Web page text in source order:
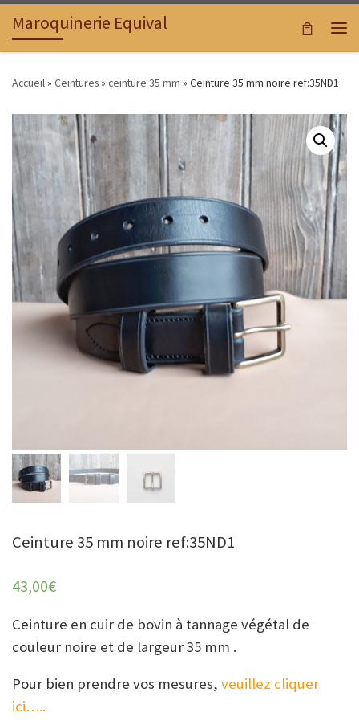
Passer au contenu
Maroquinerie Equival
Accueil» Ceintures» ceinture 35 mm » Ceinture 35 mm noire ref:35ND1
Ceinture 35 mm noire ref:35ND1
43,00€
Ceinture en cuir de bovin à tannage végétal de
couleur noire et de largeur 35 mm .
Pour bien prendre vos mesures, veuillez cliquer
ici…..